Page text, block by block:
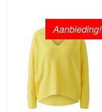
Aanbieding!